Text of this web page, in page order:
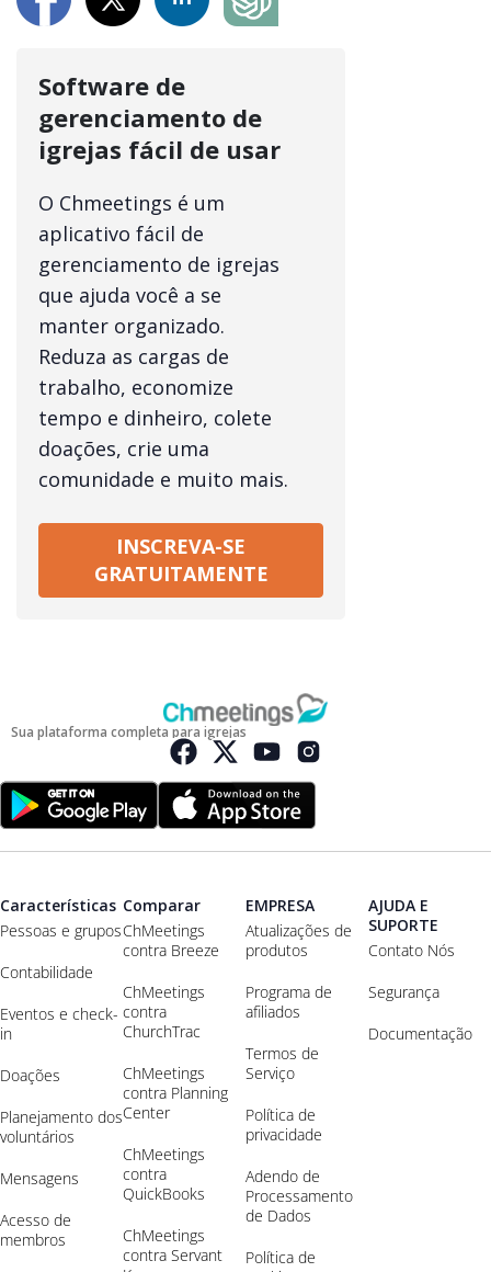
Software de
gerenciamento de
igrejas fácil de usar
O Chmeetings é um
aplicativo fácil de
gerenciamento de igrejas
que ajuda você a se
manter organizado.
Reduza as cargas de
trabalho, economize
tempo e dinheiro, colete
doações, crie uma
comunidade e muito mais.
INSCREVA-SE
GRATUITAMENTE
Sua plataforma completa para igrejas
Características
Pessoas e grupos
Contabilidade
Eventos e check-
in
Doações
Planejamento dos
voluntários
Mensagens
Acesso de
membros
Comparar
ChMeetings
contra Breeze
ChMeetings
contra
ChurchTrac
ChMeetings
contra Planning
Center
ChMeetings
contra
QuickBooks
ChMeetings
contra Servant
EMPRESA
Atualizações de
produtos
Programa de
afiliados
Termos de
Serviço
Política de
privacidade
Adendo de
Processamento
de Dados
Política de
AJUDA E
SUPORTE
Contato Nós
Segurança
Documentação